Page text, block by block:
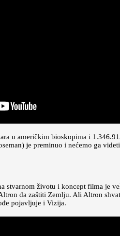
u američkim bioskopima i
je preminuo i nećemo ga
stvarnom životu i koncept filma je
da zaštiti Zemlju. Ali Altron
pojavljuje i Vizija.